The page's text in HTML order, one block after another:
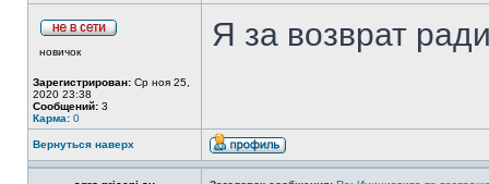
новичок
Зарегистрирован: Ср ноя 25,
2020 23:38
Сообщений: 3
Карма: 0
Я за возврат
Вернуться наверх